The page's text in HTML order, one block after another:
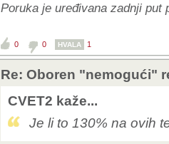
Poruka je uređivana zadnji put
0 0 HVALA 1
Re: Oboren "nemogući"
CVET2 kaže...
Je li to 130% na ovih